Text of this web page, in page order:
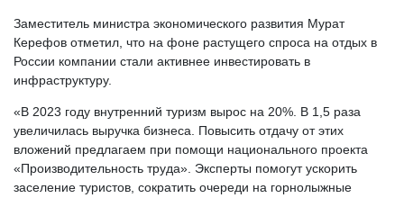
Заместитель министра экономического развития Мурат
Керефов отметил, что на фоне растущего спроса на отдых в
России компании стали активнее инвестировать в
инфраструктуру.
«В 2023 году внутренний туризм вырос на 20%. В 1,5 раза
увеличилась выручка бизнеса. Повысить отдачу от этих
вложений предлагаем при помощи национального проекта
«Производительность труда». Эксперты помогут ускорить
заселение туристов, сократить очереди на горнолыжные